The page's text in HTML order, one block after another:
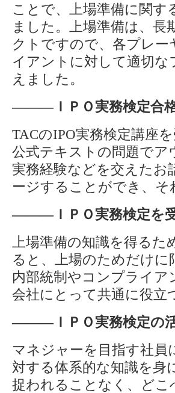
ことで、上場準備に関す
ました。上場準備は、
クトですので、各プレ
イアントに対して適切
えました。
―――ＩＰＯ実務検定合
TACのIPO実務検定講座
公式テキストの問題で
実務経験などを交えたお
ージすることができ、
―――ＩＰＯ実務検定を
上場準備の知識を得る
ると、上場のためだけ
内部統制やコンプライ
会社にとって共通に役立
―――ＩＰＯ実務検定の
マネジャーを目指す社員
対する体系的な知識を身
捉われることなく、ど